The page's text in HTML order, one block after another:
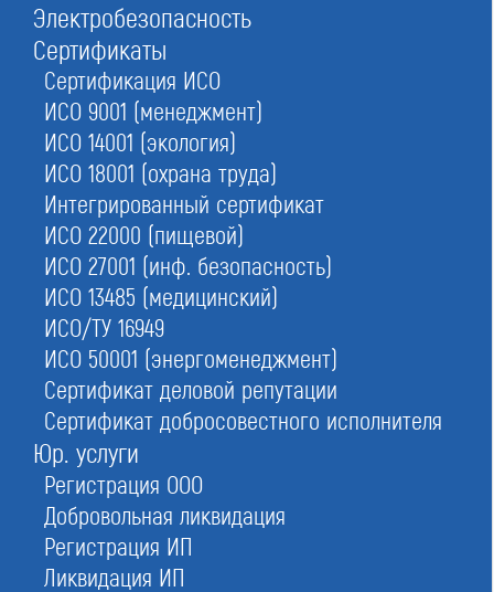
Электробезопасность
Сертификаты
Сертификация ИСО
ИСО 9001 (менеджмент)
ИСО 14001 (экология)
ИСО 18001 (охрана труда)
Интегрированный сертификат
ИСО 22000 (пищевой)
ИСО 27001 (инф. безопасность)
ИСО 13485 (медицинский)
ИСО/ТУ 16949
ИСО 50001 (энергоменеджмент)
Сертификат деловой репутации
Сертификат добросовестного исполнителя
Юр. услуги
Регистрация ООО
Добровольная ликвидация
Регистрация ИП
Ликвидация ИП
Рейтинг 4/5
№305 в Российской федерации
№53 в Московской области
№49 в Москве
Ассоциация проектных организаций «Стройспецпроект»
Обновлено
16.06.2026 06:32:47
Сокращенное наименование:
Ассоциация «Стройспецпроект»
Номер в реестре:
СРО-П-153-30032010
Дата регистрации:
30.03.2010
7734268607